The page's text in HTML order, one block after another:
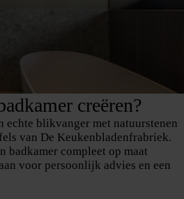
creëren?
echte blikvanger met natuurstenen
van De Keukenbladenfrabriek.
badkamer compleet op maat
voor persoonlijk advies en een